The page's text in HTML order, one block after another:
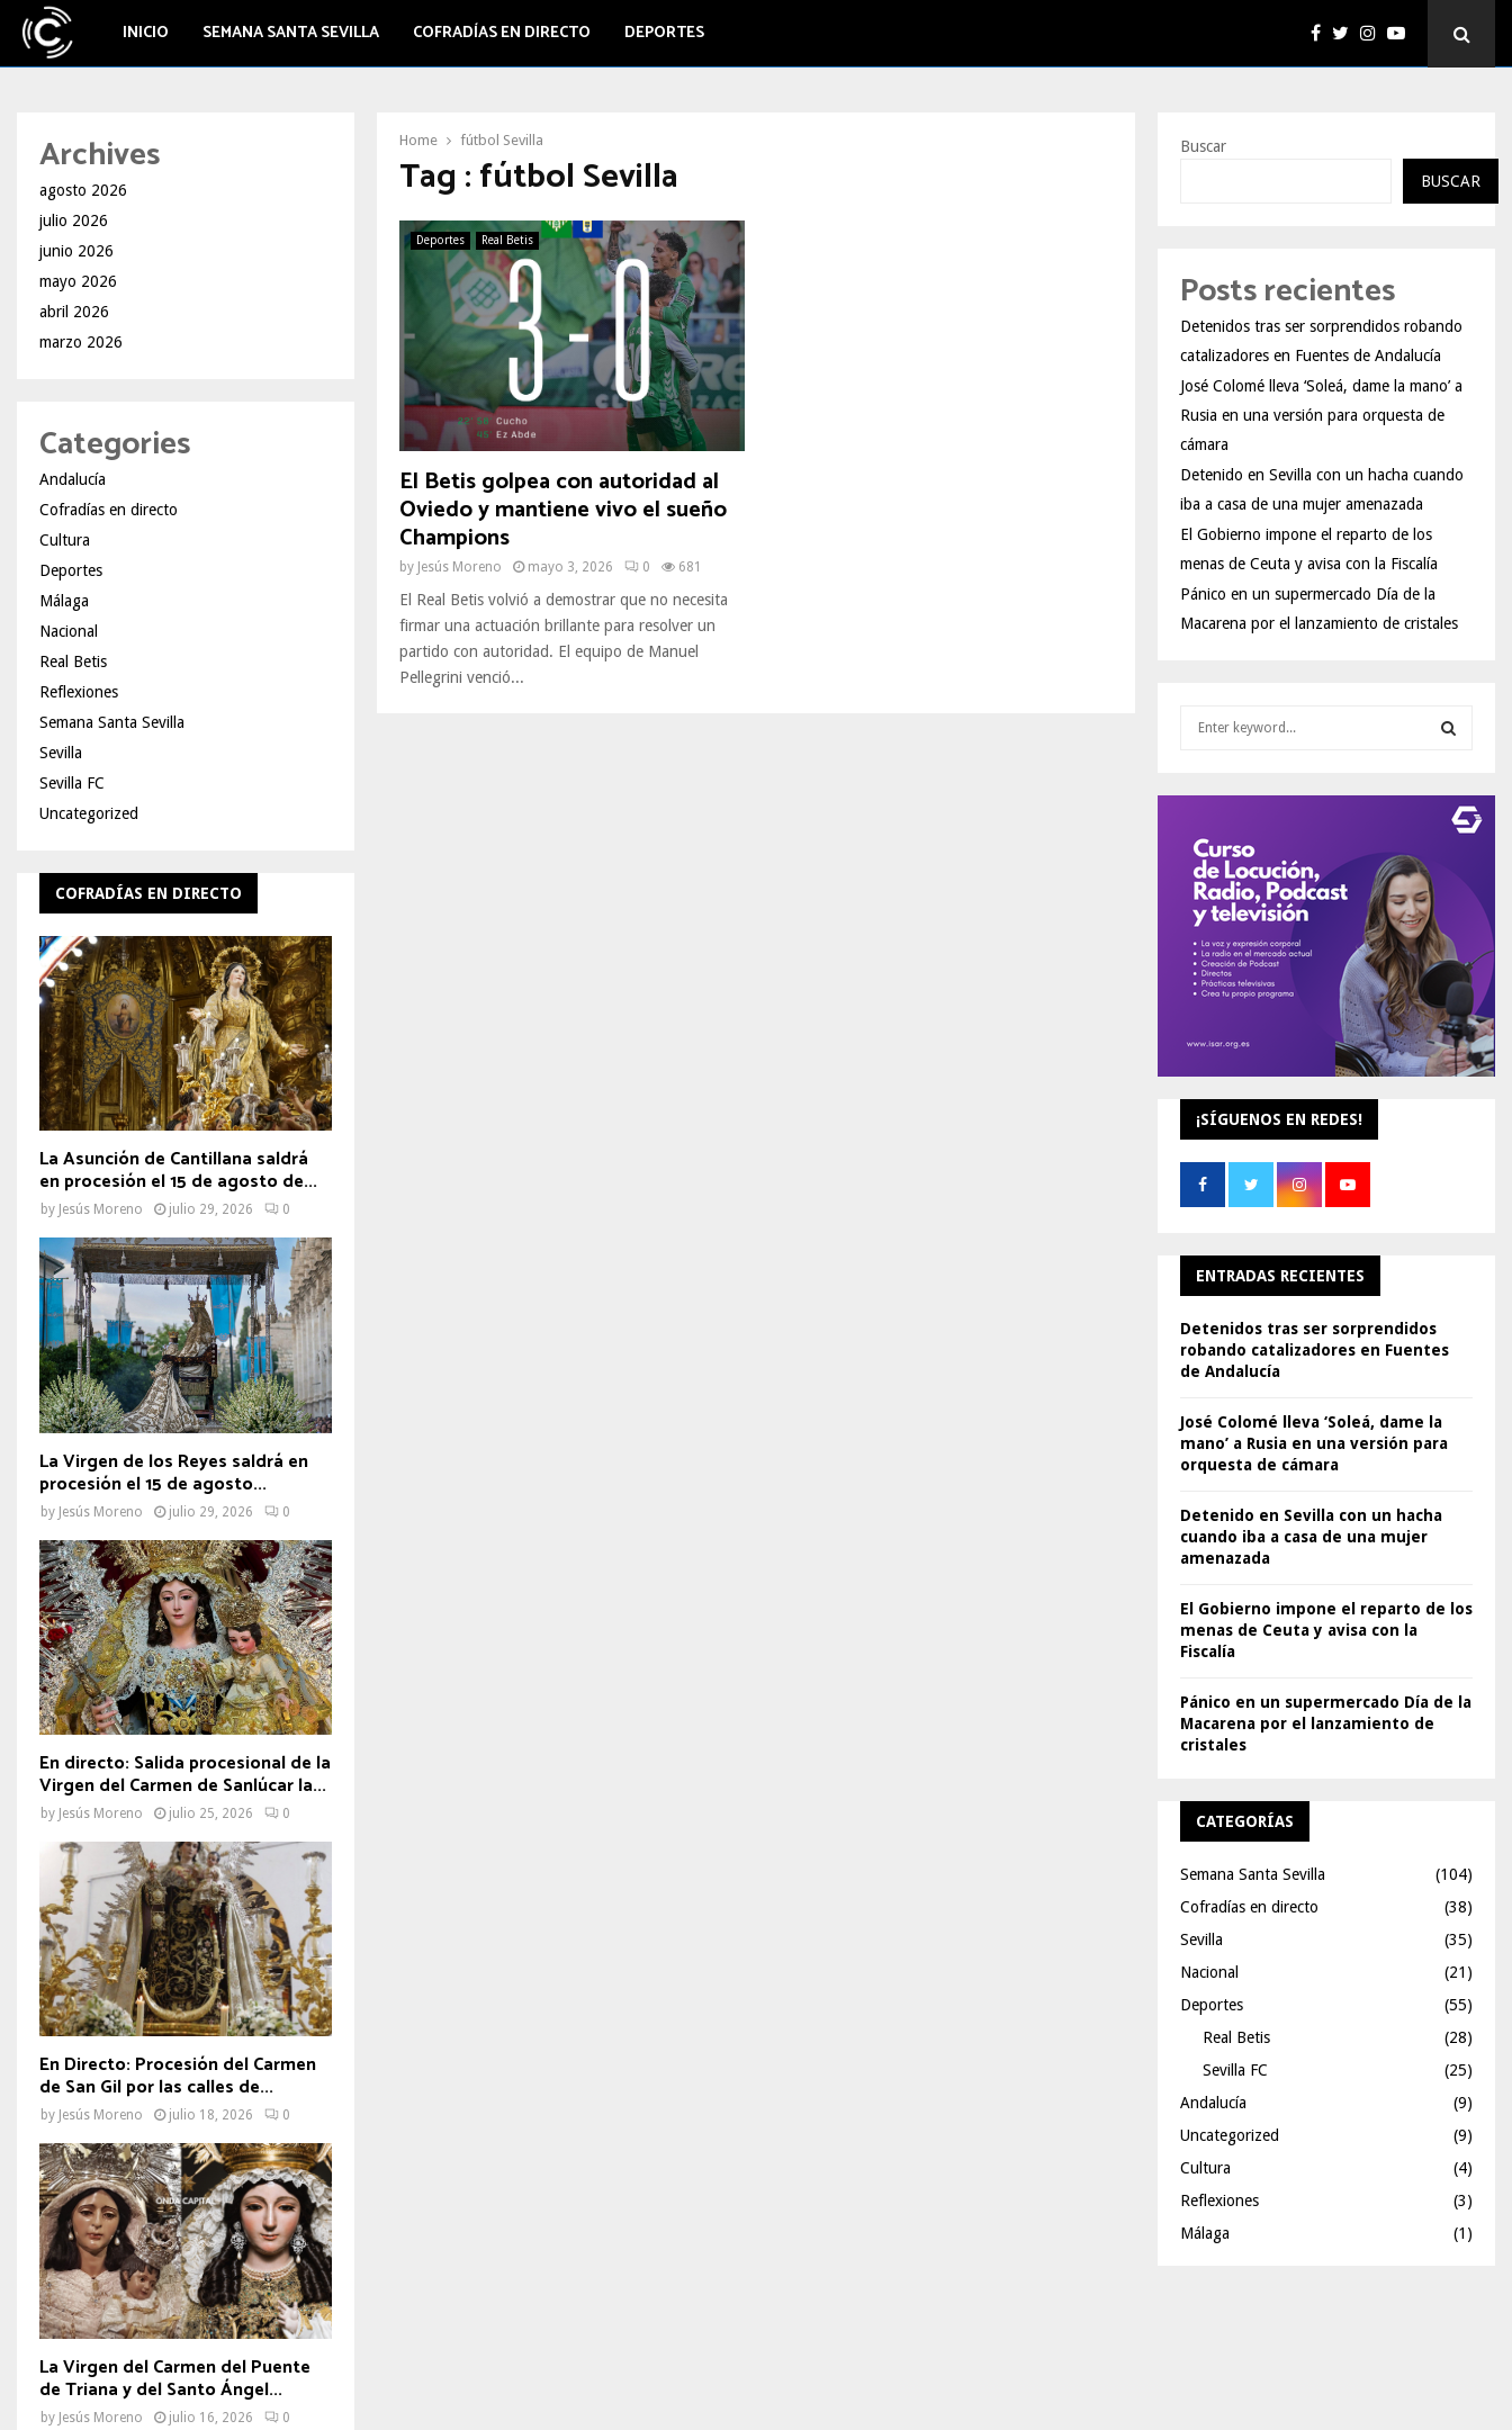
INICIO SEMANA SANTA SEVILLA COFRADÍAS EN DIRECTO DEPORTES
Home fútbol Sevilla
Tag : fútbol Sevilla
Deportes Real Betis
El Betis golpea con autoridad al
Oviedo y mantiene vivo el sueño
Champions
by Jesús Moreno mayo 3, 2026 0 681
El Real Betis volvió a demostrar que no necesita
firmar una actuación brillante para resolver un
partido con autoridad. El equipo de Manuel
Pellegrini venció...
Archives
agosto 2026
julio 2026
junio 2026
mayo 2026
abril 2026
marzo 2026
Categories
Andalucía
Cofradías en directo
Cultura
Deportes
Málaga
Nacional
Real Betis
Reflexiones
Semana Santa Sevilla
Sevilla
Sevilla FC
Uncategorized
COFRADÍAS EN DIRECTO
La Asunción de Cantillana saldrá
en procesión el 15 de agosto de...
by Jesús Moreno julio 29, 2026 0
La Virgen de los Reyes saldrá en
procesión el 15 de agosto...
by Jesús Moreno julio 29, 2026 0
En directo: Salida procesional de la
Virgen del Carmen de Sanlúcar la...
by Jesús Moreno julio 25, 2026 0
En Directo: Procesión del Carmen
de San Gil por las calles de...
by Jesús Moreno julio 18, 2026 0
La Virgen del Carmen del Puente
de Triana y del Santo Ángel...
by Jesús Moreno julio 16, 2026 0
Buscar
BUSCAR
Posts recientes
Detenidos tras ser sorprendidos robando
catalizadores en Fuentes de Andalucía
José Colomé lleva ‘Soleá, dame la mano’ a
Rusia en una versión para orquesta de
cámara
Detenido en Sevilla con un hacha cuando
iba a casa de una mujer amenazada
El Gobierno impone el reparto de los
menas de Ceuta y avisa con la Fiscalía
Pánico en un supermercado Día de la
Macarena por el lanzamiento de cristales
C
H
¡SÍGUENOS EN REDES!
ENTRADAS RECIENTES
Detenidos tras ser sorprendidos
robando catalizadores en Fuentes
de Andalucía
José Colomé lleva ‘Soleá, dame la
mano’ a Rusia en una versión para
orquesta de cámara
Detenido en Sevilla con un hacha
cuando iba a casa de una mujer
amenazada
El Gobierno impone el reparto de los
menas de Ceuta y avisa con la
Fiscalía
Pánico en un supermercado Día de la
Macarena por el lanzamiento de
cristales
CATEGORÍAS
Semana Santa Sevilla
(104)
Cofradías en directo
(38)
Sevilla
(35)
Nacional
(21)
Deportes
(55)
Real Betis
(28)
Sevilla FC
(25)
Andalucía
(9)
Uncategorized
(9)
Cultura
(4)
Reflexiones
(3)
Málaga
(1)